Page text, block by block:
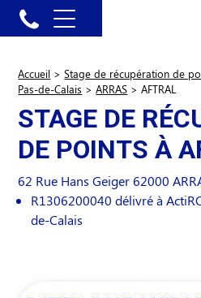
Accueil > Stage de récupération de
Pas-de-Calais > ARRAS > AFTRAL
STAGE DE
DE POINTS À
62 Rue Hans Geiger 62000
R1306200040 délivré à
de-Calais